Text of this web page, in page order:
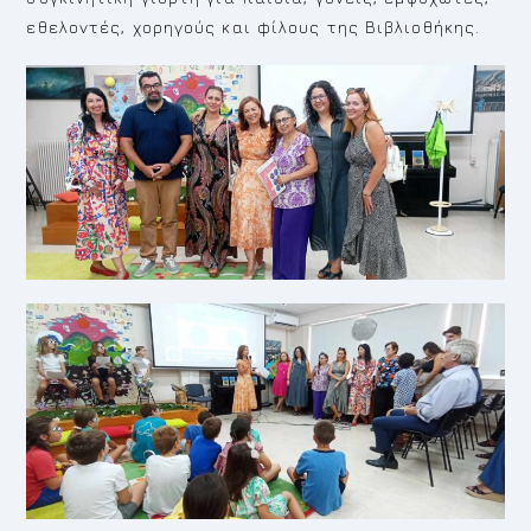
εθελοντές, χορηγούς και φίλους της Βιβλιοθήκης.